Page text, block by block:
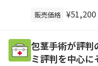
販売価格 ¥51,200
包茎手術が評判
ミ評判を中心に